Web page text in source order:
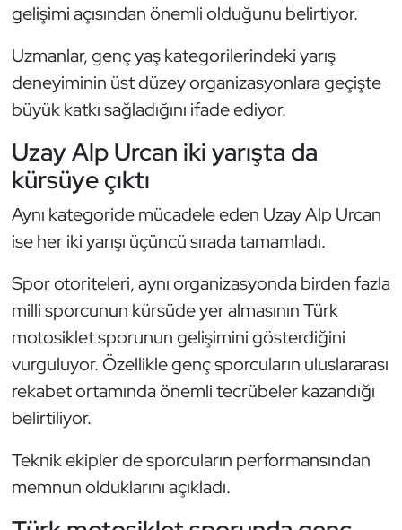
gelişimi açısından önemli olduğunu belirtiyor.
Uzmanlar, genç yaş kategorilerindeki yarış
deneyiminin üst düzey organizasyonlara geçişte
büyük katkı sağladığını ifade ediyor.
Uzay Alp Urcan iki yarışta da
kürsüye çıktı
Aynı kategoride mücadele eden Uzay Alp Urcan
ise her iki yarışı üçüncü sırada tamamladı.
Spor otoriteleri, aynı organizasyonda birden fazla
milli sporcunun kürsüde yer almasının Türk
motosiklet sporunun gelişimini gösterdiğini
vurguluyor. Özellikle genç sporcuların uluslararası
rekabet ortamında önemli tecrübeler kazandığı
belirtiliyor.
Teknik ekipler de sporcuların performansından
memnun olduklarını açıkladı.
Halter
Hava Sporları
Hentbol
İşitme Engelli Sporcular
Judo ve Kuraş
Kano ve Rafting
Karate
Kayak
Kempo
Kick Boks
Kürek